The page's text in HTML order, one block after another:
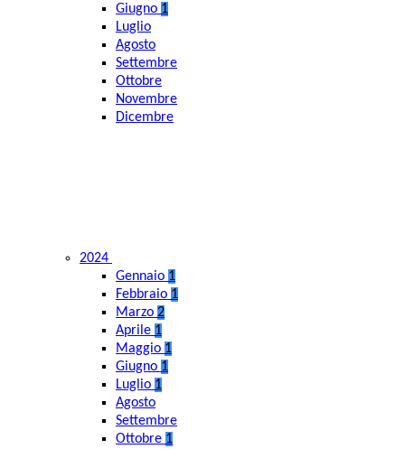
Giugno 1
Luglio
Agosto
Settembre
Ottobre
Novembre
Dicembre
2024
Gennaio 1
Febbraio 1
Marzo 2
Aprile 1
Maggio 1
Giugno 1
Luglio 1
Agosto
Settembre
Ottobre 1